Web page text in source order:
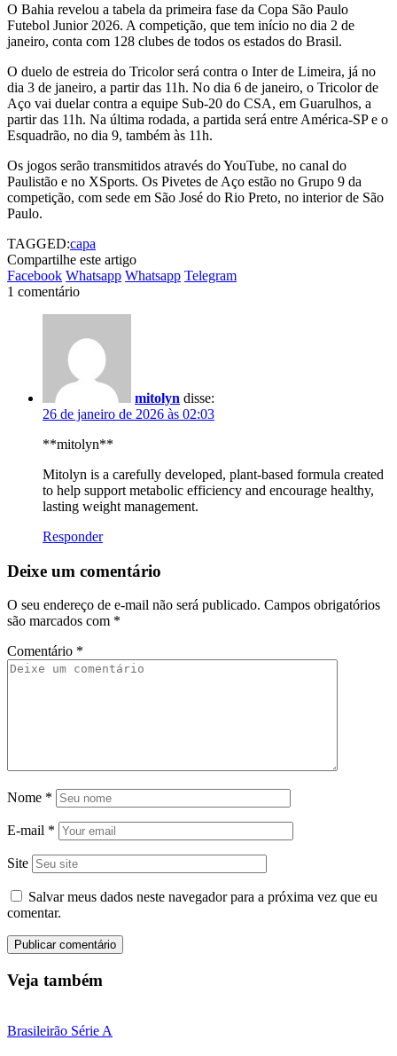
O Bahia revelou a tabela da primeira fase da Copa São Paulo
Futebol Junior 2026. A competição, que tem início no dia 2 de
janeiro, conta com 128 clubes de todos os estados do Brasil.
O duelo de estreia do Tricolor será contra o Inter de Limeira, já no
dia 3 de janeiro, a partir das 11h. No dia 6 de janeiro, o Tricolor de
Aço vai duelar contra a equipe Sub-20 do CSA, em Guarulhos, a
partir das 11h. Na última rodada, a partida será entre América-SP e o
Esquadrão, no dia 9, também às 11h.
Os jogos serão transmitidos através do YouTube, no canal do
Paulistão e no XSports. Os Pivetes de Aço estão no Grupo 9 da
competição, com sede em São José do Rio Preto, no interior de São
Paulo.
TAGGED:capa
Compartilhe este artigo
Facebook Whatsapp Whatsapp Telegram
1 comentário
mitolyn disse:
26 de janeiro de 2026 às 02:03
**mitolyn**
Mitolyn is a carefully developed, plant-based formula created
to help support metabolic efficiency and encourage healthy,
lasting weight management.
Responder
Deixe um comentário
O seu endereço de e-mail não será publicado. Campos obrigatórios
são marcados com *
Comentário *
Nome *
E-mail *
Site
Salvar meus dados neste navegador para a próxima vez que eu
comentar.
Veja também
Brasileirão Série A